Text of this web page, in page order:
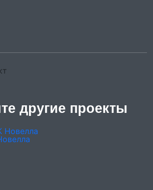
другие проекты